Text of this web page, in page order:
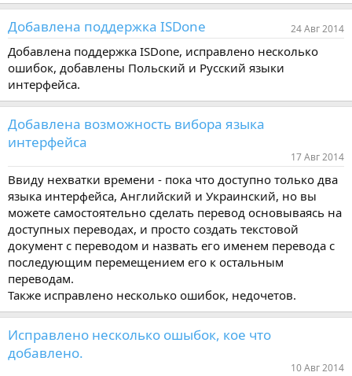
Добавлена поддержка ISDone 24 Авг 2014
Добавлена поддержка ISDone, исправлено несколько
ошибок, добавлены Польский и Русский языки
интерфейса.
Добавлена возможность вибора языка
интерфейса
17 Авг 2014
Ввиду нехватки времени - пока что доступно только два
языка интерфейса, Английский и Украинский, но вы
можете самостоятельно сделать перевод основываясь на
доступных переводах, и просто создать текстовой
документ с переводом и назвать его именем перевода с
последующим перемещением его к остальным
переводам.
Также исправлено несколько ошибок, недочетов.
Исправлено несколько ошыбок, кое что
добавлено.
10 Авг 2014